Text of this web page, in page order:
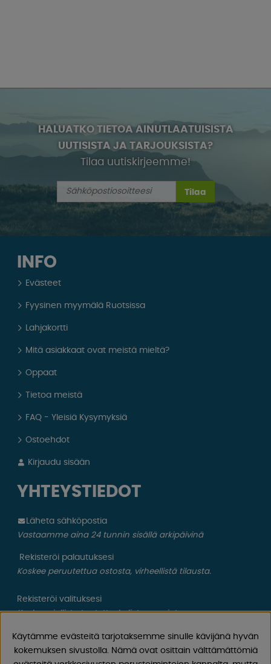
HALUATKO TIETOA AINUTLAATUISISTA
UUTISISTA JA TARJOUKSISTA?
Tilaa uutiskirjeemme!
Tilaa
INFO
Evästeet
Fyysinen myymälä Ruotsissa
Lahjakortti
Mitä asiakkaat ovat meistä mieltä?
Oppaat
Tietoa meistä
FAQ - Yleisiä Kysymyksiä
Ostoehdot
Kirjaudu sisään
YHTEYSTIEDOT
Läheta sähköpostia
Vastaamme aina 24 tunnin sisällä arkipäivinä
Rekisteröi palautuksesi
Koskee peruutettua ostosta, virheellistä tilausta.
Rekisteröi valituksesi
Koskee viallista tuotetta, kuljetusvauriota ym.
CAMPMARKET
Käytämme evästeitä tarjotaksemme sinulle kävijänä hyvän
kokemuksen sivustolla. Nämä ovat osittain välttämättömiä